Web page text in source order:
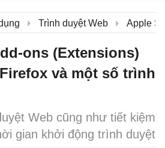
Trình duyệt Web Apple
ons (Extensions)
và một số trình
Web cũng như tiết kiệm
gian khởi động trình duyệt